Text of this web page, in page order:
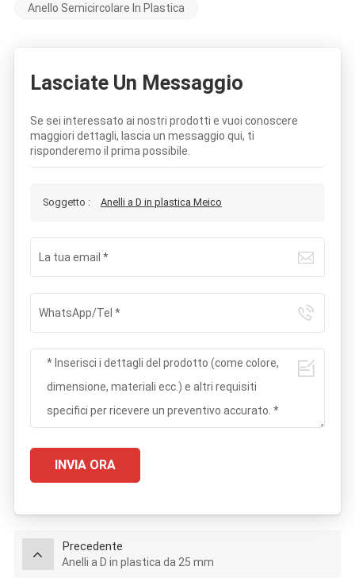
Anello Semicircolare In Plastica
Lasciate Un Messaggio
Se sei interessato ai nostri prodotti e vuoi conoscere
maggiori dettagli, lascia un messaggio qui, ti
risponderemo il prima possibile.
Soggetto : Anelli a D in plastica Meico
INVIA ORA
Precedente
Anelli a D in plastica da 25 mm